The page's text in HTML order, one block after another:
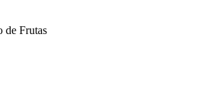
de Frutas